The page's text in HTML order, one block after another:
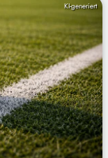
KI-generiert